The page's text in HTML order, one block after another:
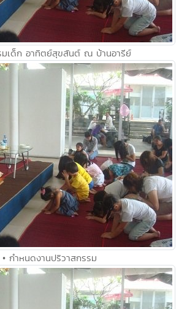
มเด็ก อาทิตย์สุขสันต์ ณ บ้านอารีย์
• กำหนดงานปริวาสกรรม